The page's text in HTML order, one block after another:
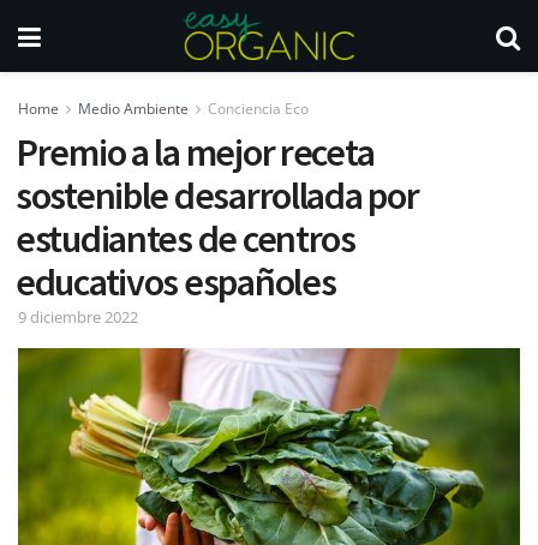
Home Medio Ambiente Conciencia Eco
Premio a la mejor receta
sostenible desarrollada por
estudiantes de centros
educativos españoles
9 diciembre 2022